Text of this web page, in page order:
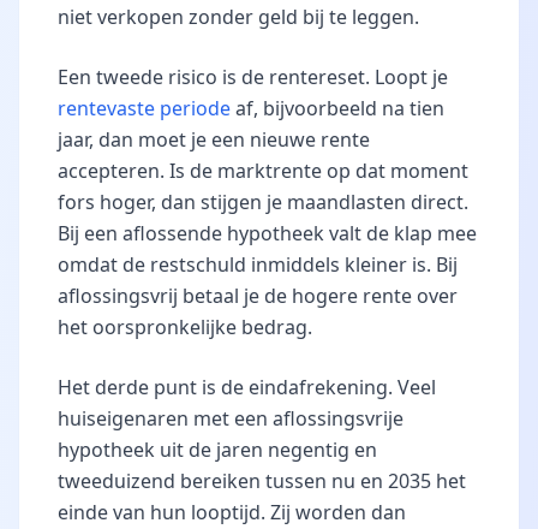
niet verkopen zonder geld bij te leggen.
Een tweede risico is de rentereset. Loopt je
rentevaste periodeaf, bijvoorbeeld na tien
jaar, dan moet je een nieuwe rente
accepteren. Is de marktrente op dat moment
fors hoger, dan stijgen je maandlasten direct.
Bij een aflossende hypotheek valt de klap mee
omdat de restschuld inmiddels kleiner is. Bij
aflossingsvrij betaal je de hogere rente over
het oorspronkelijke bedrag.
Het derde punt is de eindafrekening. Veel
huiseigenaren met een aflossingsvrije
hypotheek uit de jaren negentig en
tweeduizend bereiken tussen nu en 2035 het
einde van hun looptijd. Zij worden dan